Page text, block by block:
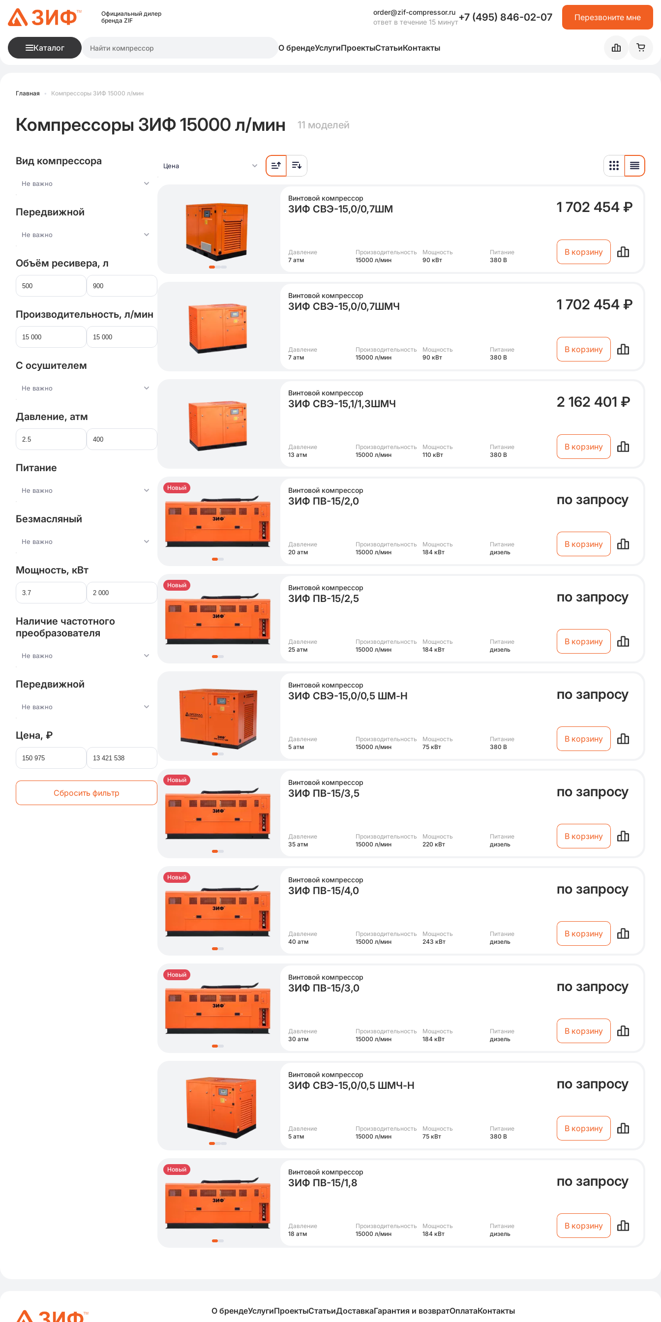
Официальный дилер
бренда ZIF
order@zif-compressor.ru
ответ в течение 15 минут+7 (495) 846-02-07 Перезвоните мне
Каталог О брендеУслугиПроектыСтатьиКонтакты
Главная • Компрессоры ЗИФ 15000 л/мин
Компрессоры ЗИФ 15000 л/мин 11 моделей
Вид компрессора
Не важно
Передвижной
Не важно
Объём ресивера, л
Производительность, л/мин
С осушителем
Не важно
Давление, атм
Питание
Не важно
Безмасляный
Не важно
Мощность, кВт
Наличие частотного
преобразователя
Не важно
Передвижной
Не важно
Цена, ₽
Сбросить фильтр
Цена
Винтовой компрессор
ЗИФ СВЭ-15,0/0,7ШМ
Давление
7 атм
Производительность
15000 л/мин
Мощность
90 кВт
Питание
380 В
1 702 454 ₽
В корзину
Винтовой компрессор
ЗИФ СВЭ-15,0/0,7ШМЧ
Давление
7 атм
Производительность
15000 л/мин
Мощность
90 кВт
Питание
380 В
1 702 454 ₽
В корзину
Винтовой компрессор
ЗИФ СВЭ-15,1/1,3ШМЧ
Давление
13 атм
Производительность
15000 л/мин
Мощность
110 кВт
Питание
380 В
2 162 401 ₽
В корзину
Новый Винтовой компрессор
ЗИФ ПВ-15/2,0
Давление
20 атм
Производительность
15000 л/мин
Мощность
184 кВт
Питание
дизель
по запросу
В корзину
Новый Винтовой компрессор
ЗИФ ПВ-15/2,5
Давление
25 атм
Производительность
15000 л/мин
Мощность
184 кВт
Питание
дизель
по запросу
В корзину
Винтовой компрессор
ЗИФ СВЭ-15,0/0,5 ШМ-Н
Давление
5 атм
Производительность
15000 л/мин
Мощность
75 кВт
Питание
380 В
по запросу
В корзину
Новый Винтовой компрессор
ЗИФ ПВ-15/3,5
Давление
35 атм
Производительность
15000 л/мин
Мощность
220 кВт
Питание
дизель
по запросу
В корзину
Новый Винтовой компрессор
ЗИФ ПВ-15/4,0
Давление
40 атм
Производительность
15000 л/мин
Мощность
243 кВт
Питание
дизель
по запросу
В корзину
Новый Винтовой компрессор
ЗИФ ПВ-15/3,0
Давление
30 атм
Производительность
15000 л/мин
Мощность
184 кВт
Питание
дизель
по запросу
В корзину
Винтовой компрессор
ЗИФ СВЭ-15,0/0,5 ШМЧ-Н
Давление
5 атм
Производительность
15000 л/мин
Мощность
75 кВт
Питание
380 В
по запросу
В корзину
Новый Винтовой компрессор
ЗИФ ПВ-15/1,8
Давление
18 атм
Производительность
15000 л/мин
Мощность
184 кВт
Питание
дизель
по запросу
В корзину
О брендеУслугиПроектыСтатьиДоставкаГарантия и возвратОплатаКонтакты